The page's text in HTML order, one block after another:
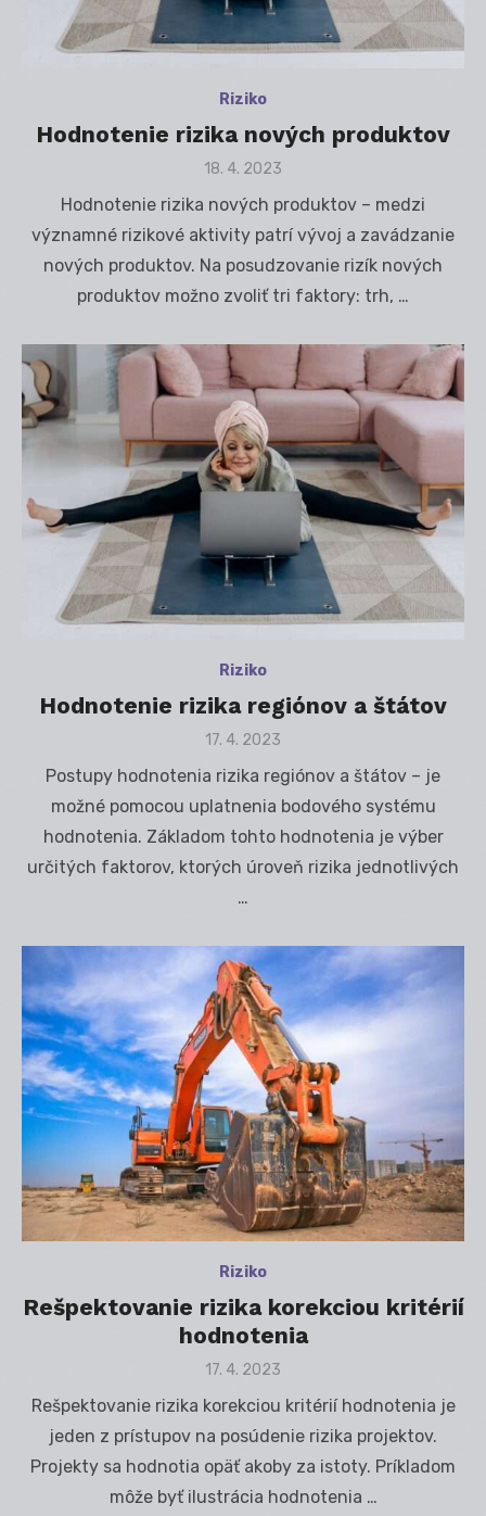
Riziko
Hodnotenie rizika nových produktov
Posted
18. 4. 2023
Hodnotenie rizika nových produktov – medzi
významné rizikové aktivity patrí vývoj a zavádzanie
nových produktov. Na posudzovanie rizík nových
produktov možno zvoliť tri faktory: trh, …
Riziko
Hodnotenie rizika regiónov a štátov
Posted
17. 4. 2023
Postupy hodnotenia rizika regiónov a štátov – je
možné pomocou uplatnenia bodového systému
hodnotenia. Základom tohto hodnotenia je výber
určitých faktorov, ktorých úroveň rizika jednotlivých
…
Riziko
Rešpektovanie rizika korekciou kritérií
hodnotenia
Posted
17. 4. 2023
Rešpektovanie rizika korekciou kritérií hodnotenia je
jeden z prístupov na posúdenie rizika projektov.
Projekty sa hodnotia opäť akoby za istoty. Príkladom
môže byť ilustrácia hodnotenia …